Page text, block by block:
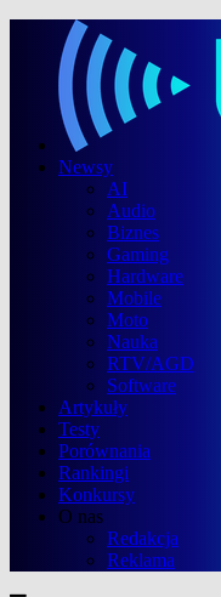
Newsy
AI
Audio
Biznes
Gaming
Hardware
Mobile
Moto
Nauka
RTV/AGD
Software
Artykuły
Testy
Porównania
Rankingi
Konkursy
O nas
Redakcja
Reklama